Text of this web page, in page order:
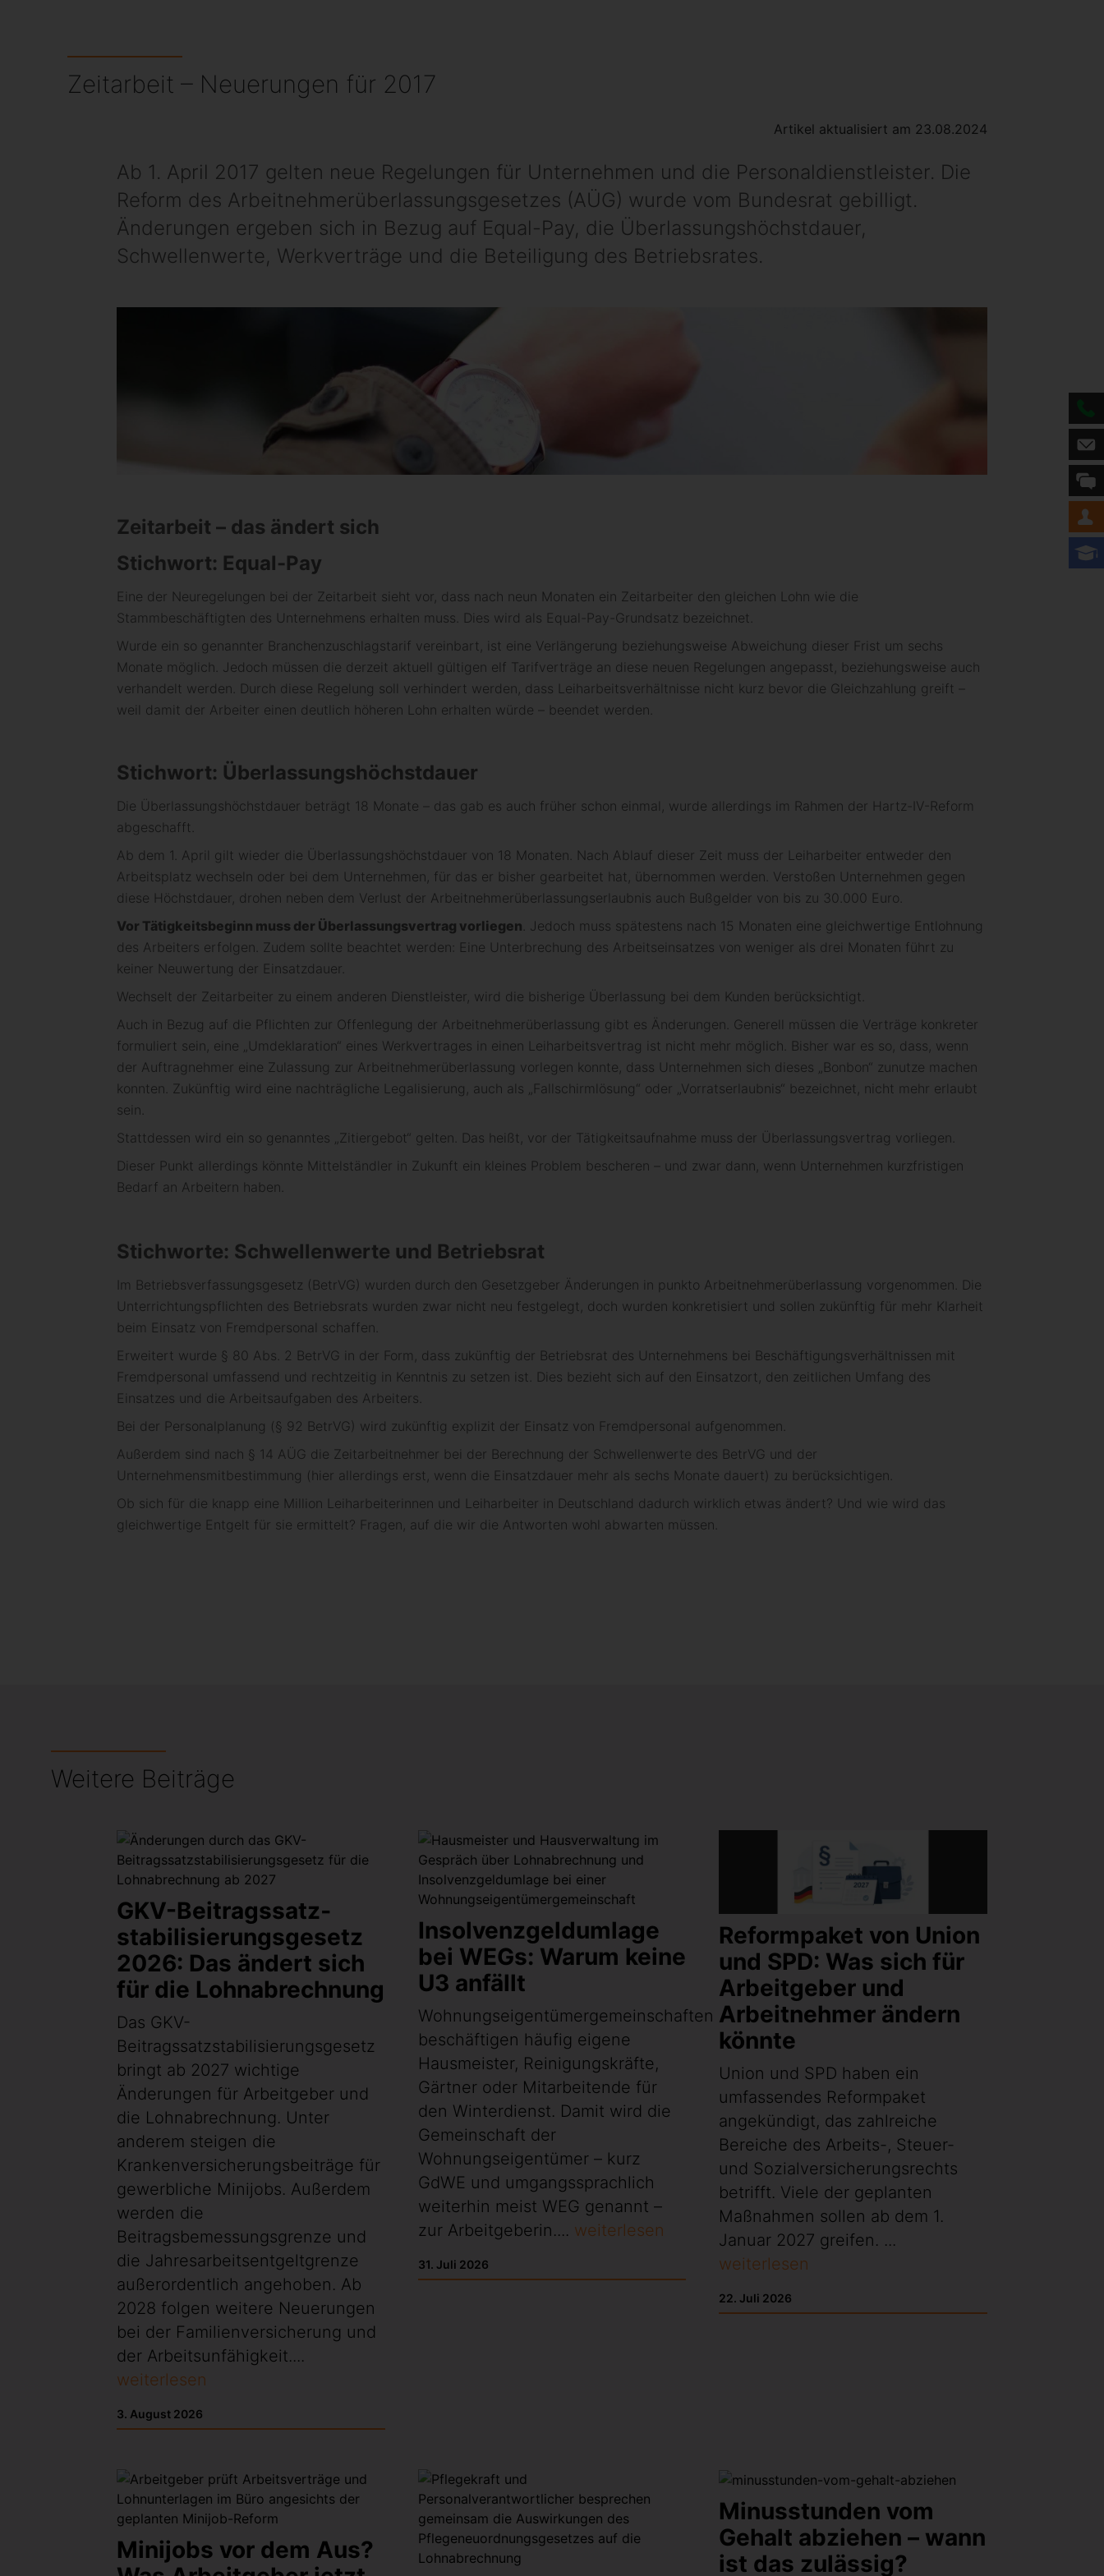
Zeitarbeit – Neuerungen für 2017
Artikel aktualisiert am 23.08.2024
Ab 1. April 2017 gelten neue Regelungen für Unternehmen und die Personaldienstleister. Die
Reform des Arbeitnehmerüberlassungsgesetzes (AÜG) wurde vom Bundesrat gebilligt.
Änderungen ergeben sich in Bezug auf Equal-Pay, die Überlassungshöchstdauer,
Schwellenwerte, Werkverträge und die Beteiligung des Betriebsrates.
Zeitarbeit – das ändert sich
Stichwort: Equal-Pay
Eine der Neuregelungen bei der Zeitarbeit sieht vor, dass nach neun Monaten ein Zeitarbeiter den gleichen Lohn wie die
Stammbeschäftigten des Unternehmens erhalten muss. Dies wird als Equal-Pay-Grundsatz bezeichnet.
Wurde ein so genannter Branchenzuschlagstarif vereinbart, ist eine Verlängerung beziehungsweise Abweichung dieser Frist um sechs
Monate möglich. Jedoch müssen die derzeit aktuell gültigen elf Tarifverträge an diese neuen Regelungen angepasst, beziehungsweise auch
verhandelt werden. Durch diese Regelung soll verhindert werden, dass Leiharbeitsverhältnisse nicht kurz bevor die Gleichzahlung greift –
weil damit der Arbeiter einen deutlich höheren Lohn erhalten würde – beendet werden.
Stichwort: Überlassungshöchstdauer
Die Überlassungshöchstdauer beträgt 18 Monate – das gab es auch früher schon einmal, wurde allerdings im Rahmen der Hartz-IV-Reform
abgeschafft.
Ab dem 1. April gilt wieder die Überlassungshöchstdauer von 18 Monaten. Nach Ablauf dieser Zeit muss der Leiharbeiter entweder den
Arbeitsplatz wechseln oder bei dem Unternehmen, für das er bisher gearbeitet hat, übernommen werden. Verstoßen Unternehmen gegen
diese Höchstdauer, drohen neben dem Verlust der Arbeitnehmerüberlassungserlaubnis auch Bußgelder von bis zu 30.000 Euro.
Vor Tätigkeitsbeginn muss der Überlassungsvertrag vorliegen . Jedoch muss spätestens nach 15 Monaten eine gleichwertige Entlohnung
des Arbeiters erfolgen. Zudem sollte beachtet werden: Eine Unterbrechung des Arbeitseinsatzes von weniger als drei Monaten führt zu
keiner Neuwertung der Einsatzdauer.
Wechselt der Zeitarbeiter zu einem anderen Dienstleister, wird die bisherige Überlassung bei dem Kunden berücksichtigt.
Auch in Bezug auf die Pflichten zur Offenlegung der Arbeitnehmerüberlassung gibt es Änderungen. Generell müssen die Verträge konkreter
formuliert sein, eine „Umdeklaration“ eines Werkvertrages in einen Leiharbeitsvertrag ist nicht mehr möglich. Bisher war es so, dass, wenn
der Auftragnehmer eine Zulassung zur Arbeitnehmerüberlassung vorlegen konnte, dass Unternehmen sich dieses „Bonbon“ zunutze machen
konnten. Zukünftig wird eine nachträgliche Legalisierung, auch als „Fallschirmlösung“ oder „Vorratserlaubnis“ bezeichnet, nicht mehr erlaubt
sein.
Stattdessen wird ein so genanntes „Zitiergebot“ gelten. Das heißt, vor der Tätigkeitsaufnahme muss der Überlassungsvertrag vorliegen.
Dieser Punkt allerdings könnte Mittelständler in Zukunft ein kleines Problem bescheren – und zwar dann, wenn Unternehmen kurzfristigen
Bedarf an Arbeitern haben.
Stichworte: Schwellenwerte und Betriebsrat
Im Betriebsverfassungsgesetz (BetrVG) wurden durch den Gesetzgeber Änderungen in punkto Arbeitnehmerüberlassung vorgenommen. Die
Unterrichtungspflichten des Betriebsrats wurden zwar nicht neu festgelegt, doch wurden konkretisiert und sollen zukünftig für mehr Klarheit
beim Einsatz von Fremdpersonal schaffen.
Erweitert wurde § 80 Abs. 2 BetrVG in der Form, dass zukünftig der Betriebsrat des Unternehmens bei Beschäftigungsverhältnissen mit
Fremdpersonal umfassend und rechtzeitig in Kenntnis zu setzen ist. Dies bezieht sich auf den Einsatzort, den zeitlichen Umfang des
Einsatzes und die Arbeitsaufgaben des Arbeiters.
Bei der Personalplanung (§ 92 BetrVG) wird zukünftig explizit der Einsatz von Fremdpersonal aufgenommen.
Außerdem sind nach § 14 AÜG die Zeitarbeitnehmer bei der Berechnung der Schwellenwerte des BetrVG und der
Unternehmensmitbestimmung (hier allerdings erst, wenn die Einsatzdauer mehr als sechs Monate dauert) zu berücksichtigen.
Ob sich für die knapp eine Million Leiharbeiterinnen und Leiharbeiter in Deutschland dadurch wirklich etwas ändert? Und wie wird das
gleichwertige Entgelt für sie ermittelt? Fragen, auf die wir die Antworten wohl abwarten müssen.
Weitere Beiträge
GKV-Beitragssatz­
stabilisierungsgesetz
2026: Das ändert sich
für die Lohnabrechnung
Das GKV-
Beitragssatzstabilisierungsgesetz
bringt ab 2027 wichtige
Änderungen für Arbeitgeber und
die Lohnabrechnung. Unter
anderem steigen die
Krankenversicherungsbeiträge für
gewerbliche Minijobs. Außerdem
werden die
Beitragsbemessungsgrenze und
die Jahresarbeitsentgeltgrenze
außerordentlich angehoben. Ab
2028 folgen weitere Neuerungen
bei der Familienversicherung und
der Arbeitsunfähigkeit....
weiterlesen
3. August 2026
Insolvenzgeldumlage
bei WEGs: Warum keine
U3 anfällt
Wohnungseigentümergemeinschaften
beschäftigen häufig eigene
Hausmeister, Reinigungskräfte,
Gärtner oder Mitarbeitende für
den Winterdienst. Damit wird die
Gemeinschaft der
Wohnungseigentümer – kurz
GdWE und umgangssprachlich
weiterhin meist WEG genannt –
zur Arbeitgeberin.... weiterlesen
31. Juli 2026
Reformpaket von Union
und SPD: Was sich für
Arbeitgeber und
Arbeitnehmer ändern
könnte
Union und SPD haben ein
umfassendes Reformpaket
angekündigt, das zahlreiche
Bereiche des Arbeits-, Steuer-
und Sozialversicherungsrechts
betrifft. Viele der geplanten
Maßnahmen sollen ab dem 1.
Januar 2027 greifen. ...
weiterlesen
22. Juli 2026
Minijobs vor dem Aus?
Minusstunden vom
Gehalt abziehen – wann
ist das zulässig?